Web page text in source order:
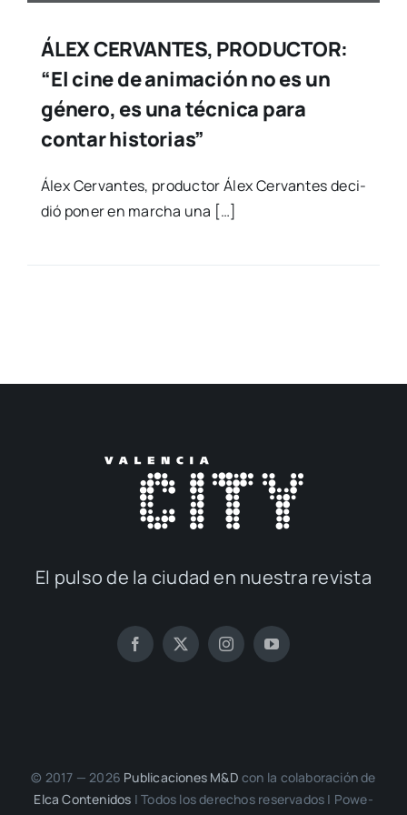
ÁLEX CERVANTES, PRODUCTOR:
“El cine de animación no es un
género, es una técnica para
contar historias”
Álex Cer­van­tes, pro­duc­tor Álex Cer­van­tes deci­
dió poner en mar­cha una […]
El pul­so de la ciu­dad en nues­tra revis­ta
© 2017 — 2026 Publi­ca­cio­nes M&D con la cola­bo­ra­ción de
Elca Con­te­ni­dos | Todos los dere­chos reser­va­dos | Powe­